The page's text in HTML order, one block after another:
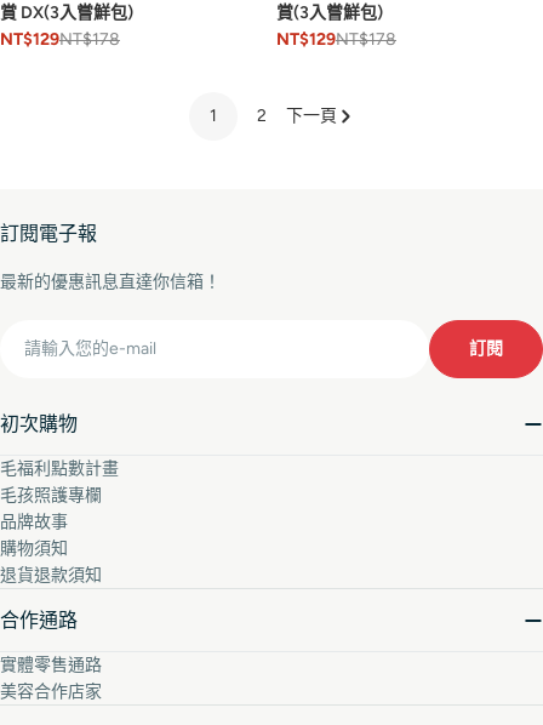
賞 DX(3入嘗鮮包)
NT$129NT$178
賞(3入嘗鮮包)
NT$129NT$178
1 2 下一頁
初次購物
毛福利點數計畫
毛孩照護專欄
品牌故事
購物須知
退貨退款須知
合作通路
實體零售通路
美容合作店家
訂閱電子報
最新的優惠訊息直達你信箱！
訂閱